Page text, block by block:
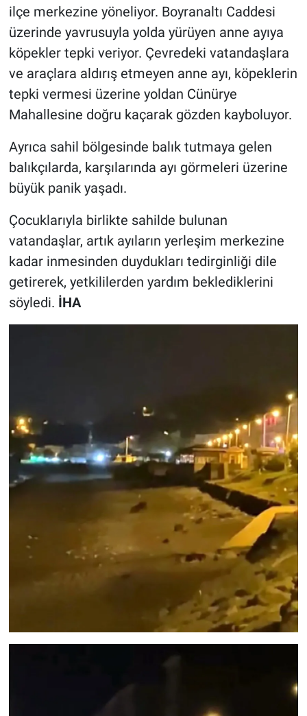
ilçe merkezine yöneliyor. Boyranaltı Caddesi
üzerinde yavrusuyla yolda yürüyen anne ayıya
köpekler tepki veriyor. Çevredeki vatandaşlara
ve araçlara aldırış etmeyen anne ayı, köpeklerin
tepki vermesi üzerine yoldan Cünürye
Mahallesine doğru kaçarak gözden kayboluyor.
Ayrıca sahil bölgesinde balık tutmaya gelen
balıkçılarda, karşılarında ayı görmeleri üzerine
büyük panik yaşadı.
Çocuklarıyla birlikte sahilde bulunan
vatandaşlar, artık ayıların yerleşim merkezine
kadar inmesinden duydukları tedirginliği dile
getirerek, yetkililerden yardım beklediklerini
söyledi. İHA